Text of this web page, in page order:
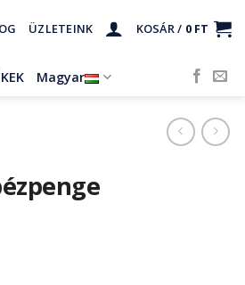
ÜZLETEINK KOSÁR / 0 FT
Magyar